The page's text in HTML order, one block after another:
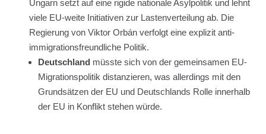
Ungarn setzt auf eine rigide nationale Asylpolitik und lehnt
viele EU-weite Initiativen zur Lastenverteilung ab. Die
Regierung von Viktor Orbán verfolgt eine explizit anti-
immigrationsfreundliche Politik.
Deutschland müsste sich von der gemeinsamen EU-
Migrationspolitik distanzieren, was allerdings mit den
Grundsätzen der EU und Deutschlands Rolle innerhalb
der EU in Konflikt stehen würde.